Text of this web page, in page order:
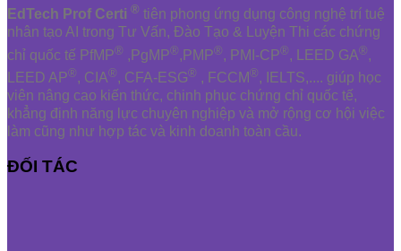
EdTech Prof Certi ® tiên phong ứng dụng công nghệ trí tuệ
nhân tạo AI trong Tư Vấn, Đào Tạo & Luyện Thi các chứng
chỉ quốc tế PfMP® ,PgMP®,PMP®, PMI-CP®, LEED GA®,
LEED AP®, CIA®, CFA-ESG® , FCCM®, IELTS,.... giúp học
viên nâng cao kiến thức, chinh phục chứng chỉ quốc tế,
khẳng định năng lực chuyên nghiệp và mở rộng cơ hội việc
làm cũng như hợp tác và kinh doanh toàn cầu.
ĐỐI TÁC